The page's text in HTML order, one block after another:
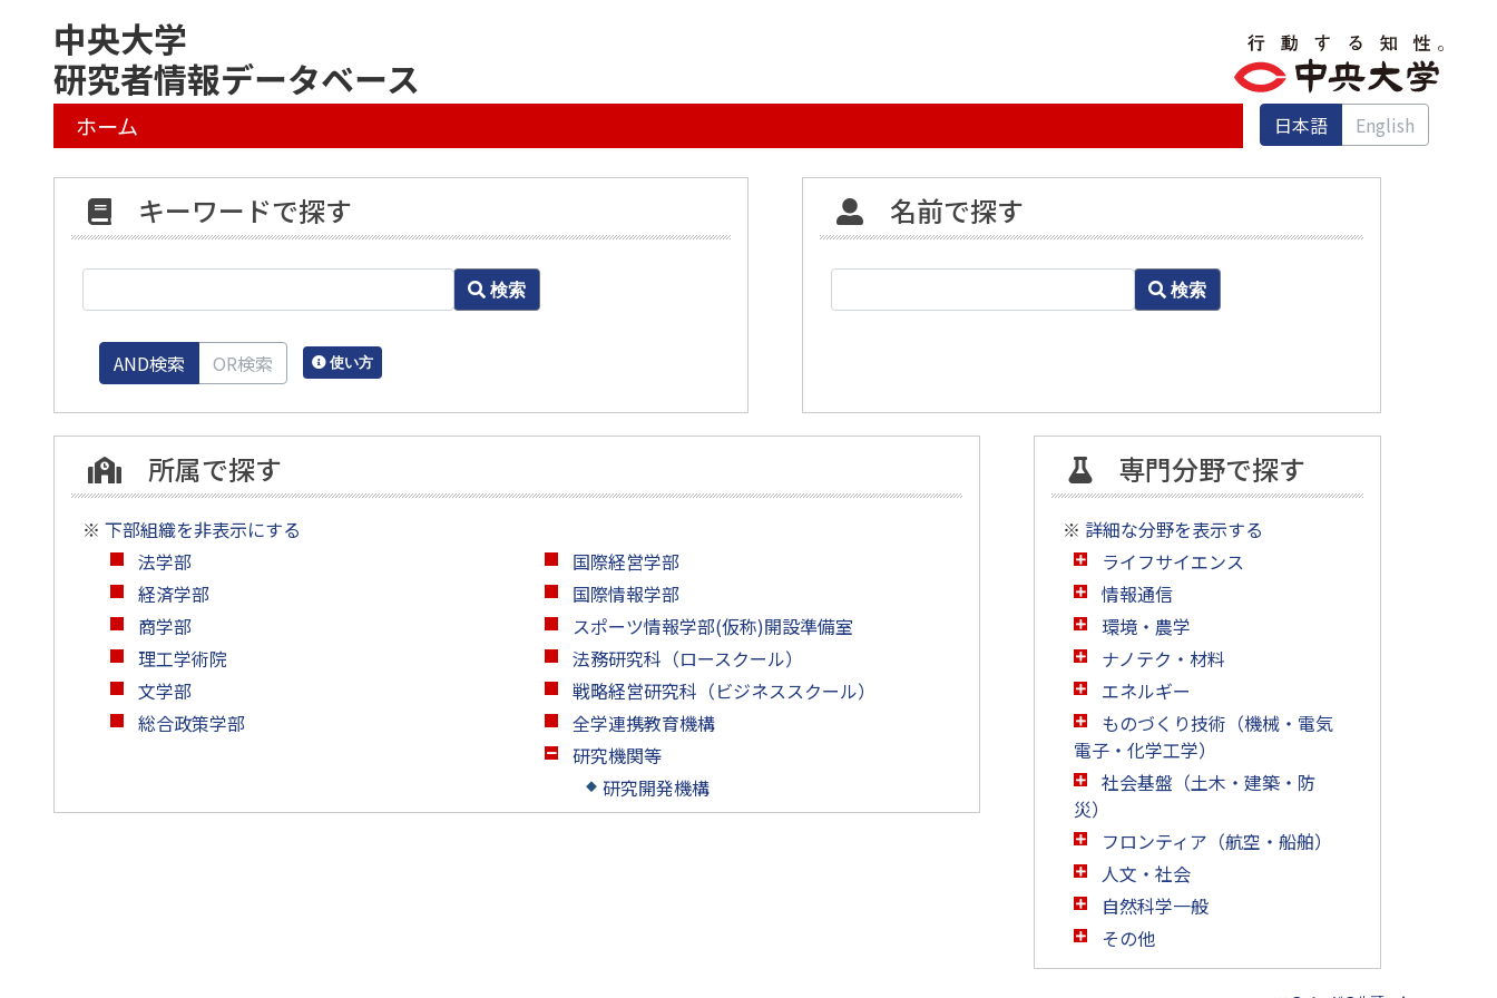
中央大学
研究者情報データベース
ホーム 日本語 English
キーワードで探す
検索
AND検索 OR検索 使い方
名前で探す
検索
所属で探す
※ 下部組織を非表示にする
法学部
経済学部
商学部
理工学術院
文学部
総合政策学部
国際経営学部
国際情報学部
スポーツ情報学部(仮称)開設準備室
法務研究科（ロースクール）
戦略経営研究科（ビジネススクール）
全学連携教育機構
研究機関等
◆ 研究開発機構
専門分野で探す
※ 詳細な分野を表示する
ライフサイエンス
情報通信
環境・農学
ナノテク・材料
エネルギー
ものづくり技術（機械・電気
電子・化学工学）
社会基盤（土木・建築・防
災）
フロンティア（航空・船舶）
人文・社会
自然科学一般
その他